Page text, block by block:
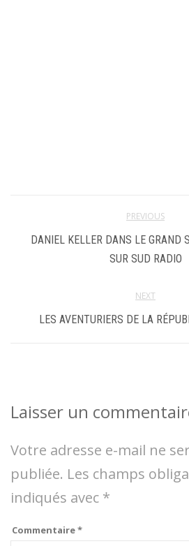
PREVIOUS
DANIEL KELLER DANS LE GRAND
SUR SUD RADIO
NEXT
LES AVENTURIERS DE LA
Laisser un
Votre adresse e-mail ne
publiée. Les champs
indiqués avec *
Commentaire*